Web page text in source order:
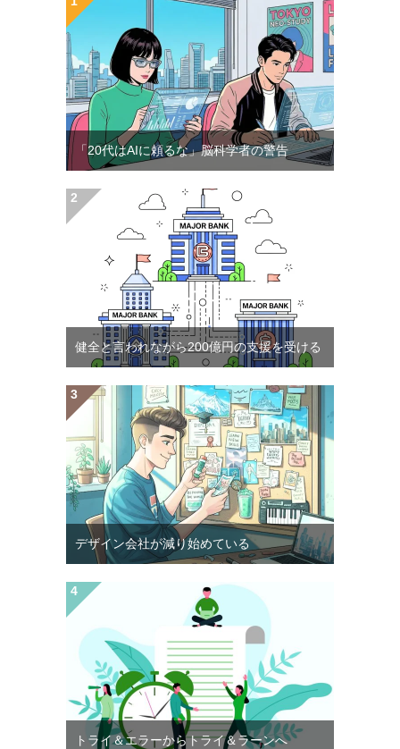
「20代はAIに頼るな」脳科学者の警告
健全と言われながら200億円の支援を受ける
デザイン会社が減り始めている
トライ＆エラーからトライ＆ラーンへ